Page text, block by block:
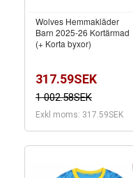
Wolves Hemmakläder
Barn 2025-26 Kortärmad
(+ Korta byxor)
317.59SEK
1 002.58SEK
Exkl moms: 317.59SEK